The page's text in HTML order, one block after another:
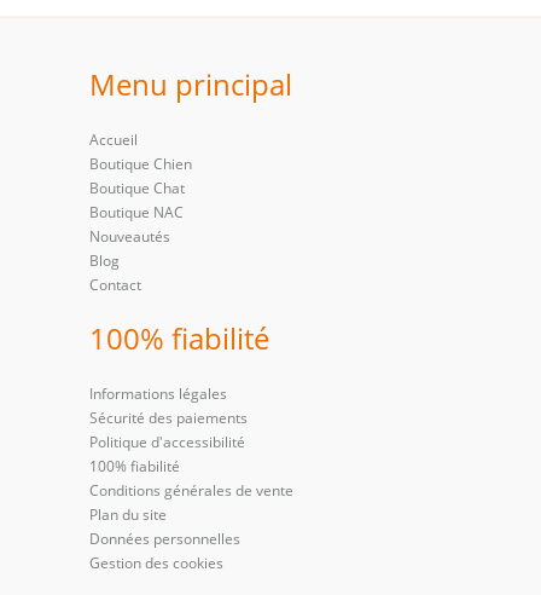
Menu principal
Accueil
Boutique Chien
Boutique Chat
Boutique NAC
Nouveautés
Blog
Contact
100% fiabilité
Informations légales
Sécurité des paiements
Politique d'accessibilité
100% fiabilité
Conditions générales de vente
Plan du site
Données personnelles
Gestion des cookies